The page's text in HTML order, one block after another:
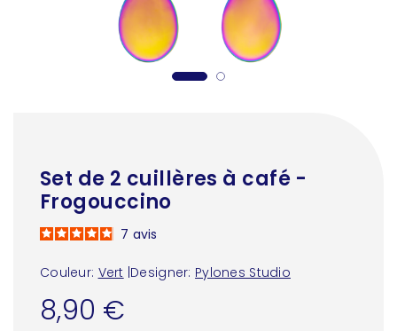
Set de 2 cuillères à café -
Frogouccino
Couleur: Vert Designer: Pylones Studio
7 avis
8,90 €